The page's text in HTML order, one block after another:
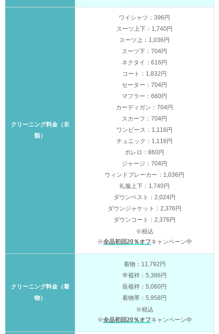
クリーニング料金（衣
類）
ワイシャツ：396円
スーツ上下：1,740円
スーツ上：1,036円
スーツ下：704円
ネクタイ：616円
コート：1,832円
セーター：704円
マフラー：660円
カーディガン：704円
スカーフ：704円
ワンピース：1,116円
チュニック：1,116円
ボレロ：860円
ジャージ：704円
ウィンドブレーカー：1,036円
礼服上下：1,740円
ダウンベスト：2,024円
ダウンジャケット：2,376円
ダウンコート：2,376円
※税込
※全品初回20％オフキャンペーン中
クリーニング料金（着
物）
着物：11,792円
半襦袢：5,386円
長襦袢：5,060円
着物帯：5,958円
※税込
※全品初回20％オフキャンペーン中